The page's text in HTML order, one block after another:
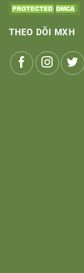
THEO DÕI MXH